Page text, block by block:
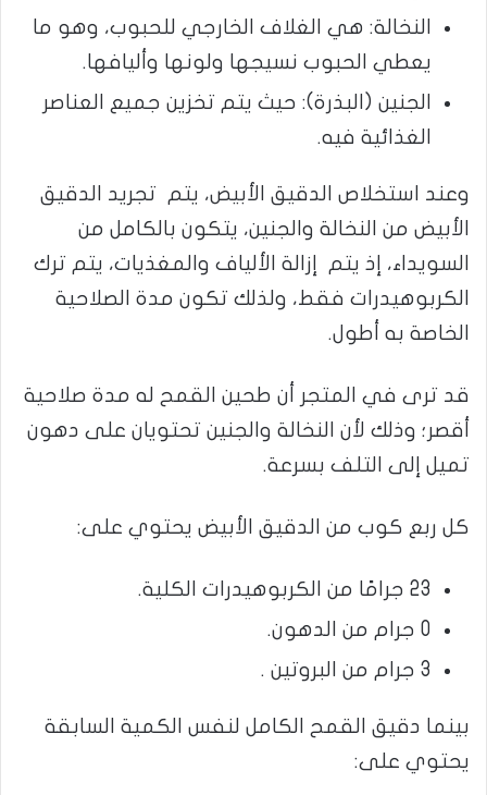
النخالة: هي الغلاف الخارجي للحبوب، وهو ما
يعطي الحبوب نسيجها ولونها وأليافها.
الجنين (البذرة): حيث يتم تخزين جميع العناصر
الغذائية فيه.
وعند استخلاص الدقيق الأبيض، يتم تجريد الدقيق
الأبيض من النخالة والجنين، يتكون بالكامل من
السويداء، إذ يتم إزالة الألياف والمغذيات، يتم ترك
الكربوهيدرات فقط، ولذلك تكون مدة الصلاحية
الخاصة به أطول.
قد ترى في المتجر أن طحين القمح له مدة صلاحية
أقصر؛ وذلك لأن النخالة والجنين تحتويان على دهون
تميل إلى التلف بسرعة.
كل ربع كوب من الدقيق الأبيض يحتوي على:
23 جرامًا من الكربوهيدرات الكلية.
0 جرام من الدهون.
3 جرام من البروتين .
بينما دقيق القمح الكامل لنفس الكمية السابقة
يحتوي على: